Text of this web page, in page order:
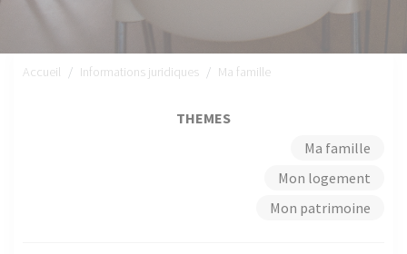
Accueil Informations juridiques Ma famille
THEMES
Ma famille
Mon logement
Mon patrimoine